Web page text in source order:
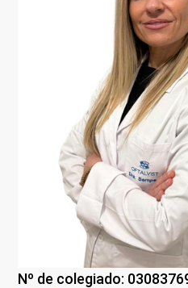
Nº de colegiado: